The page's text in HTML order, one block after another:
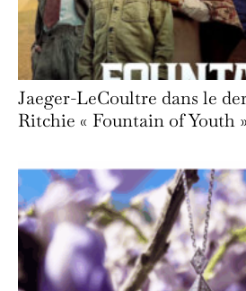
Jaeger-LeCoultre dans le
Ritchie « Fountain of Youth »